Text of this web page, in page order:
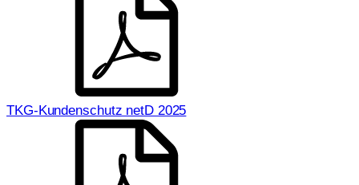
TKG-Kundenschutz netD 2025